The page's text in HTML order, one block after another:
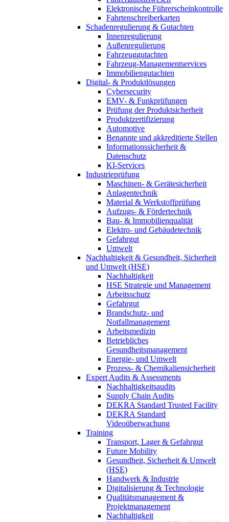
Elektronische Führerscheinkontrolle
Fahrtenschreiberkarten
Schadenregulierung & Gutachten
Innenregulierung
Außenregulierung
Fahrzeuggutachten
Fahrzeug-Managementservices
Immobiliengutachten
Digital- & Produktlösungen
Cybersecurity
EMV- & Funkprüfungen
Prüfung der Produktsicherheit
Produktzertifizierung
Automotive
Benannte und akkreditierte Stellen
Informationssicherheit &
Datenschutz
KI-Services
Industrieprüfung
Maschinen- & Gerätesicherheit
Anlagentechnik
Material & Werkstoffprüfung
Aufzugs- & Fördertechnik
Bau- & Immobilienqualität
Elektro- und Gebäudetechnik
Gefahrgut
Umwelt
Nachhaltigkeit & Gesundheit, Sicherheit
und Umwelt (HSE)
Nachhaltigkeit
HSE Strategie und Management
Arbeitsschutz
Gefahrgut
Brandschutz- und
Notfallmanagement
Arbeitsmedizin
Betriebliches
Gesundheitsmanagement
Energie- und Umwelt
Prozess- & Chemikaliensicherheit
Expert Audits & Assessments
Nachhaltigkeitsaudits
Supply Chain Audits
DEKRA Standard Trusted Facility
DEKRA Standard
Videoüberwachung
Training
Transport, Lager & Gefahrgut
Future Mobility
Gesundheit, Sicherheit & Umwelt
(HSE)
Handwerk & Industrie
Digitalisierung & Technologie
Qualitätsmanagement &
Projektmanagement
Nachhaltigkeit